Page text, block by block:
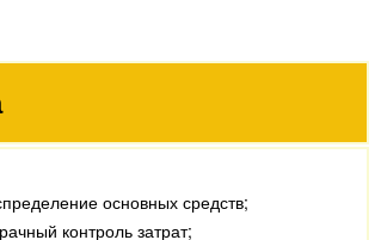
основных средств;
контроль затрат;